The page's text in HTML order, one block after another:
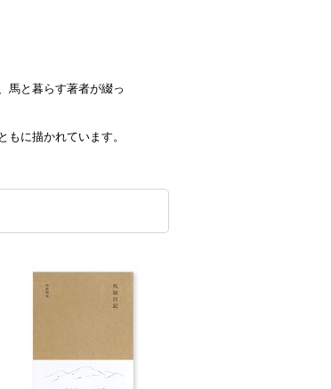
馬と暮らす著者が綴っ
に描かれています。